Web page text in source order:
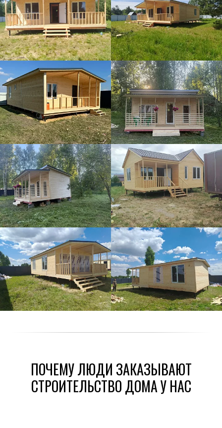
ПОЧЕМУ ЛЮДИ ЗАКАЗЫВАЮТ
СТРОИТЕЛЬСТВО ДОМА У НАС